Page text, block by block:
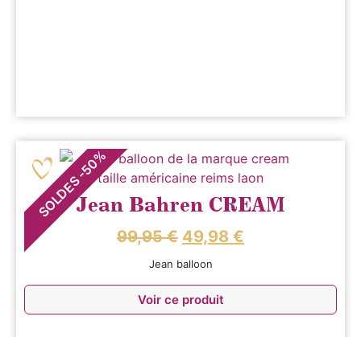
SOLDES
-
50
%
Jean Bahren CREAM
99,95€ 49,98 €
Jean balloon
Voir ce produit